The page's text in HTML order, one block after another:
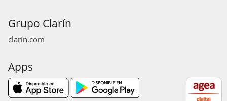
Grupo Clarín
clarín.com
Apps